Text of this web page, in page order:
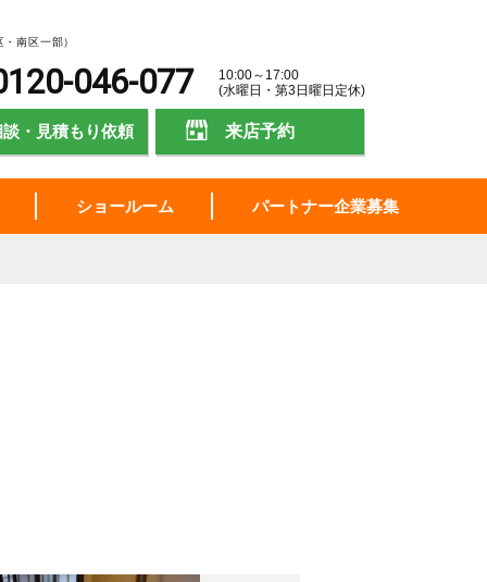
南区一部）
046-077
10:00～17:00
(水曜日・第3日曜日定休)
談・見積もり依頼 来店予約
ショールーム パートナー企業募集